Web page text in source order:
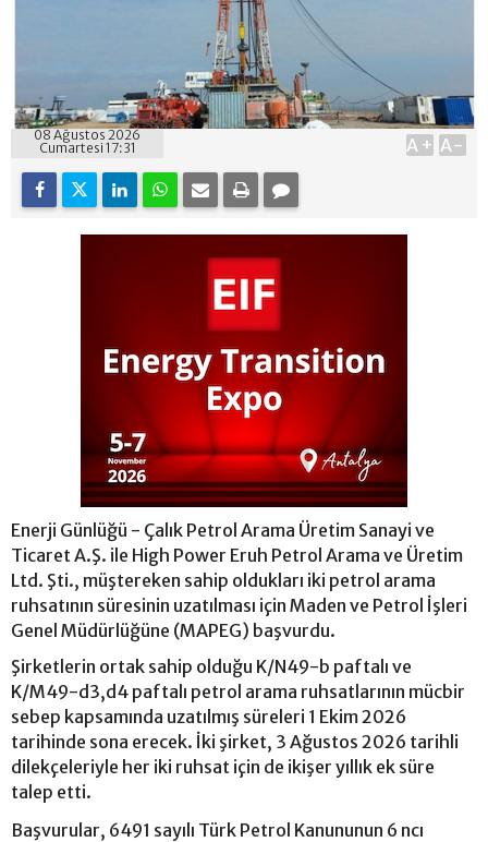
08 Ağustos 2026
Cumartesi 17:31
A+ A-
Enerji Günlüğü - Çalık Petrol Arama Üretim Sanayi ve
Ticaret A.Ş. ile High Power Eruh Petrol Arama ve Üretim
Ltd. Şti., müştereken sahip oldukları iki petrol arama
ruhsatının süresinin uzatılması için Maden ve Petrol İşleri
Genel Müdürlüğüne (MAPEG) başvurdu.
Şirketlerin ortak sahip olduğu K/N49-b paftalı ve
K/M49-d3,d4 paftalı petrol arama ruhsatlarının mücbir
sebep kapsamında uzatılmış süreleri 1 Ekim 2026
tarihinde sona erecek. İki şirket, 3 Ağustos 2026 tarihli
dilekçeleriyle her iki ruhsat için de ikişer yıllık ek süre
talep etti.
Başvurular, 6491 sayılı Türk Petrol Kanununun 6 ncı